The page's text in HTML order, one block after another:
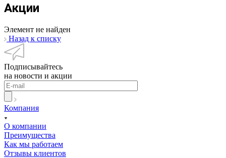
Акции
Элемент не найден
Назад к списку
Подписывайтесь
на новости и акции
Компания
О компании
Преимущества
Как мы работаем
Отзывы клиентов